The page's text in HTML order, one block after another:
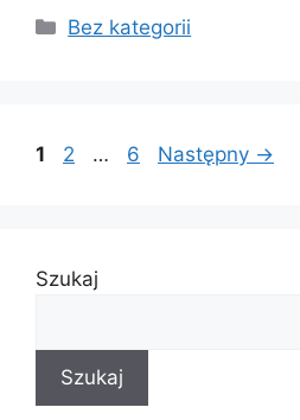
Bez kategorii
1 2 … 6 Następny →
Szukaj
Szukaj